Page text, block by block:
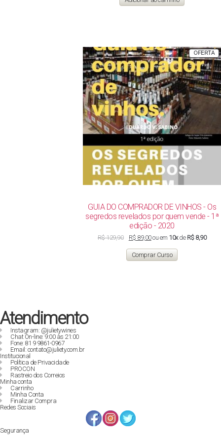
R$ 142,00. R$ 119,00.
OFERTA
GUIA DO COMPRADOR DE VINHOS - Os
segredos revelados por quem vende - 1ª
edição - 2020
R$129,90
original
era:
R$ 129,90.
R$ 89,00O
atual
é:
R$ 89,00.
ou em 10xde R$ 8,90
Comprar Curso
Atendimento
Instagram: @julietywines
Chat On-line: 9:00 às 21:00
Fone: 81 9 9861-0967
Email: contato@juliety.com.br
Institucional
Política de Privacidade
PROCON
Rastreio dos Correios
Minha conta
Carrinho
Minha Conta
Finalizar Compra
Redes Sociais
Segurança